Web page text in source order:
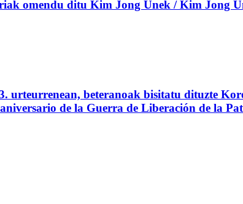
omendu ditu Kim Jong Unek / Kim Jong
urteurrenean, beteranoak bisitatu dituzte
de la Guerra de Liberación de la